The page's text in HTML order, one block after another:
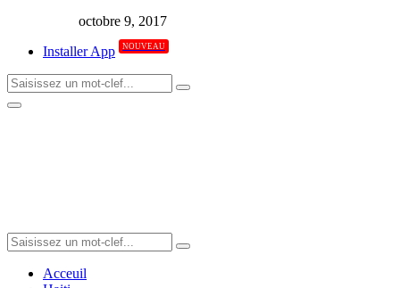
octobre 9, 2017
Installer App
NOUVEAU
Search
for:
Search
Primary
Search
for:
Search
Acceuil